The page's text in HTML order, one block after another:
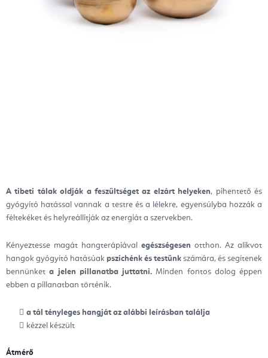
A tibeti tálak oldják a feszültséget az elzárt helyeken, pihentető és
gyógyító hatással vannak a testre és a lélekre, egyensúlyba hozzák a
féltekéket és helyreállítják az energiát a szervekben.
Kényeztesse magát hangterápiával egészségesen otthon. Az alikvot
hangok gyógyító hatásúak pszichénk és testünk számára, és segítenek
bennünketa jelen pillanatba juttatni. Minden fontos dolog éppen
ebben a pillanatban történik.
a tál tényleges hangját az alábbi leírásban találja
kézzel készült
Átmérő